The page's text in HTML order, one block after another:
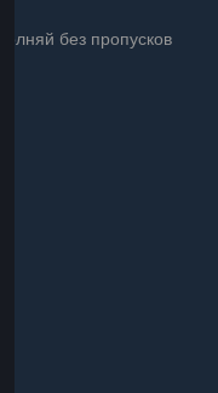
без пропусков